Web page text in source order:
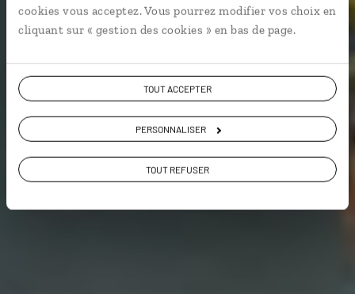
cookies vous acceptez. Vous pourrez modifier vos choix en
cliquant sur « gestion des cookies » en bas de page.
TOUT ACCEPTER
PERSONNALISER
TOUT REFUSER
En famille
Unis
VOIR LA GALERIE PHOTOS